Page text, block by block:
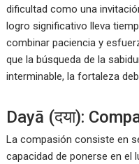
dificultad como una
logro significativo lleva
combinar paciencia y
que la búsqueda de la
interminable, la fortaleza
Dayā (दया):
La compasión consiste en
capacidad de ponerse en el